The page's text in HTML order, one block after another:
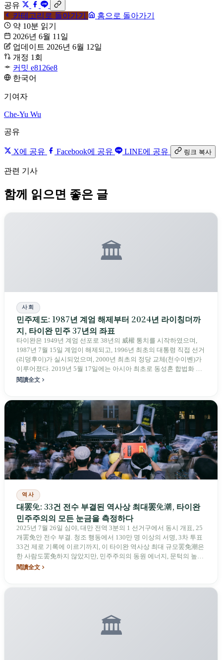
공유
카테고리로 돌아가기
홈으로 돌아가기
약 10분 읽기
2026년 6월 11일
업데이트 2026년 6월 12일
개정 1회
커밋 e8126e8
한국어
기여자
Che-Yu Wu
공유
X에 공유 Facebook에 공유 LINE에 공유 링크 복사
관련 기사
함께 읽으면 좋은 글
🏛️
사회
민주제도: 1987년 계엄 해제부터 2024년 라이칭더까
지, 타이완 민주 37년의 좌표
타이완은 1949년 계엄 선포로 38년의 威權 통치를 시작하였으며,
1987년 7월 15일 계엄이 해제되고, 1996년 최초의 대통령 직접 선거
(리덩후이)가 실시되었으며, 2000년 최초의 정당 교체(천수이볜)가
이루어졌다. 2019년 5월 17일에는 아시아 최초로 동성혼 합법화 지
역이 되었다. 2024년 1월 13일 라이칭더가 40.05%, 558만 표로 제16
며, 민진당 51석, 민중당 8석으로 세 정당 모두 과반수를 차지하지 못
하는 구도가 형성되었다.
閱讀全文
역사
대罢免: 33건 전수 부결된 역사상 최대罢免潮, 타이완
민주주의의 모든 눈금을 측정하다
2025년 7월 26일 심야, 대만 전역 3분의 1 선거구에서 동시 개표, 25
개罢免안 전수 부결. 청조 행동에서 130만 명 이상의 서명, 3차 투표
33건 제로 기록에 이르기까지, 이 타이완 역사상 최대 규모罢免潮은
한 사람도罢免하지 않았지만, 민주주의의 동원 에너지, 문턱의 높이,
극화의 대가를 처음으로 동시에 측정해냈다.
閱讀全文
🏛️